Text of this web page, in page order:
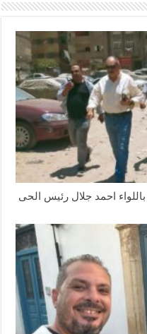
احمد جلال رئيس الحى